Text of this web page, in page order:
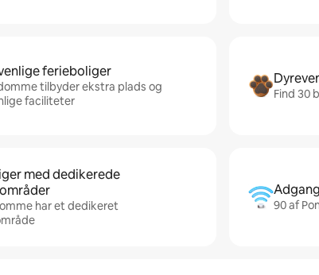
ferieboliger
tilbyder ekstra plads og
faciliteter
Find 30
med dedikerede
har et dedikeret
90 af